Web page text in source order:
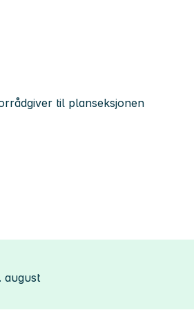
til planseksjonen
august